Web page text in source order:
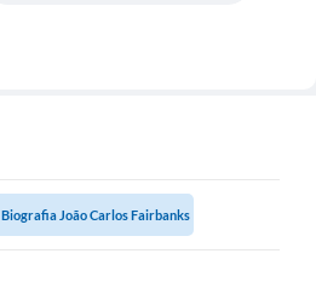
Biografia João Carlos Fairbanks